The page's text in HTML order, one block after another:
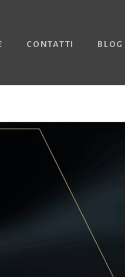
CONTATTI BLOG